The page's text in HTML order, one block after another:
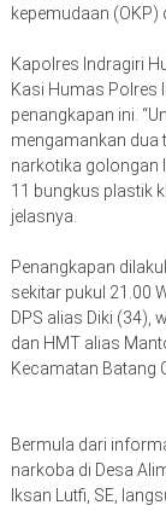
kepemudaan (OKP)
Kapolres Indragiri
Kasi Humas Polres
penangkapan ini.
mengamankan dua
narkotika golongan
11 bungkus plastik
jelasnya.
Penangkapan
sekitar pukul 21.00
DPS alias Diki (34),
dan HMT alias
Kecamatan Batang
Bermula dari
narkoba di Desa
Iksan Lutfi, SE,